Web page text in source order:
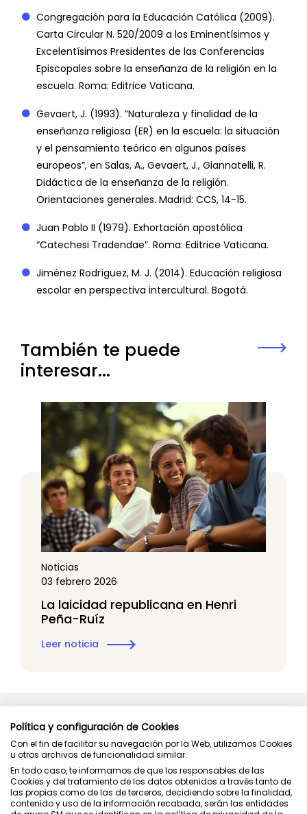
Congregación para la Educación Católica (2009).
Carta Circular N. 520/2009 a los Eminentísimos y
Excelentísimos Presidentes de las Conferencias
Episcopales sobre la enseñanza de la religión en la
escuela. Roma: Editrice Vaticana.
Gevaert, J. (1993). “Naturaleza y finalidad de la
enseñanza religiosa (ER) en la escuela: la situación
y el pensamiento teórico en algunos países
europeos”, en Salas, A., Gevaert, J., Giannatelli, R.
Didáctica de la enseñanza de la religión.
Orientaciones generales. Madrid: CCS, 14-15.
Juan Pablo II (1979). Exhortación apostólica
“Catechesi Tradendae”. Roma: Editrice Vaticana.
Jiménez Rodríguez, M. J. (2014). Educación religiosa
escolar en perspectiva intercultural. Bogotá.
También te puede
interesar...
Noticias
03 febrero 2026
La laicidad republicana en Henri
Peña-Ruíz
Leer noticia
Contacto
Política de privacidad
Condiciones de uso
Política y configuración de Cookies
Con el fin de facilitar su navegación por la Web, utilizamos Cookies
u otros archivos de funcionalidad similar.
En todo caso, te informamos de que los responsables de las
Cookies y del tratamiento de los datos obtenidos a través tanto de
las propias como de las de terceros, decidiendo sobre la finalidad,
contenido y uso de la información recabada, serán las entidades